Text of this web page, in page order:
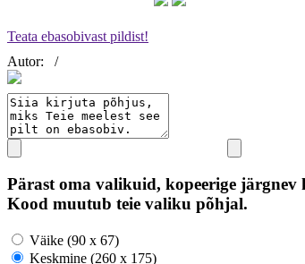
Teata ebasobivast pildist!
Autor:
/
Pärast oma valikuid, kopeerige järgnev
Kood muutub teie valiku põhjal.
Väike (90 x 67)
Keskmine (260 x 175)